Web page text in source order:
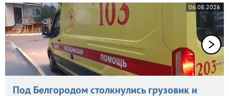
06.08.2026
Под Белгородом столкнулись грузовик и